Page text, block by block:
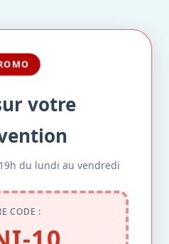
votre
du lundi au vendredi
CODE :